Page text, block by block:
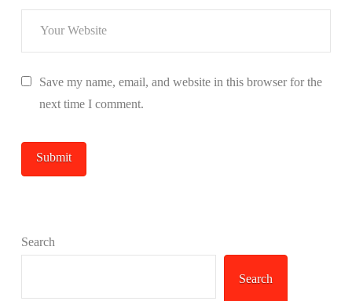
Save my name, email, and website in this browser for the
next time I comment.
Search
Search